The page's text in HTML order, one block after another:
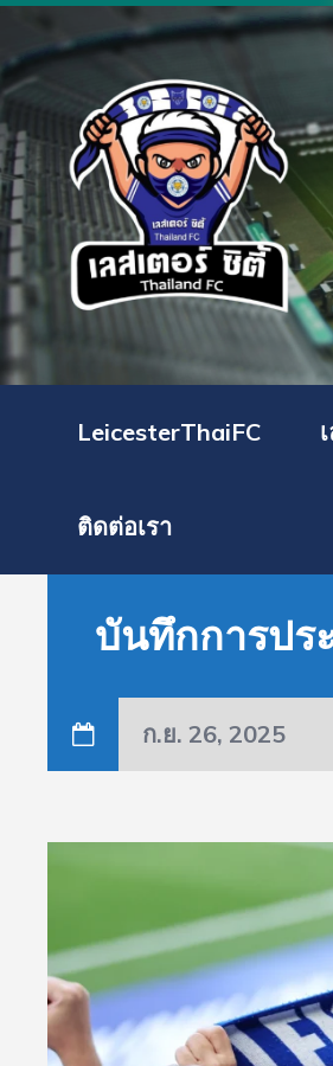
LeicesterThaiFC
ติดต่อเรา
บันทึกการปร
ก.ย. 26, 2025